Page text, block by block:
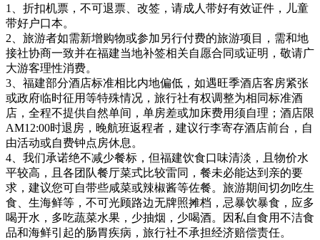
1、折扣机票，不可退票、改签，请成人带好有效证件，儿童
带好户口本。
2、旅游者如需新增购物或参加另行付费的旅游项目，需和地
接社协商一致并在福建当地补签相关自愿合同或证明，敬请广
大游客理性消费。
3、福建部分酒店标准相比内地偏低，如遇旺季酒店客房紧张
或政府临时征用等特殊情况，旅行社有权调整为相同标准酒
店，全程不提供自然单间，单房差或加床费用须自理；酒店限
AM12:00时退房，晚航班返程者，建议行李寄存酒店前台，自
由活动或自费钟点房休息。
4、我们承诺绝不减少餐标，但福建饮食口味清淡，且物价水
平较高，且各团队餐厅菜式比较雷同，餐未必能达到亲的要
求，建议您可自带些咸菜或辣椒酱等佐餐。旅游期间切勿吃生
食、生海鲜等，不可光顾路边无牌照摊档，忌暴饮暴食，应多
喝开水，多吃蔬菜水果，少抽烟，少喝酒。因私自食用不洁食
品和海鲜引起的肠胃疾病，旅行社不承担经济赔偿责任。